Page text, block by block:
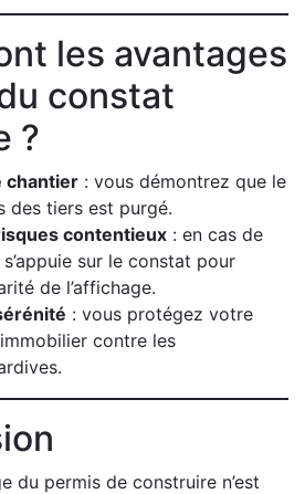
les avantages
constat
?
chantier : vous démontrez que le
des tiers est purgé.
contentieux : en cas de
sur le constat pour
de l’affichage.
: vous protégez votre
contre les
du permis de construire n’est